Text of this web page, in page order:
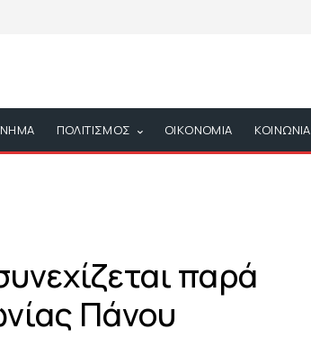
ΠΟΛΙΤΙΣΜΟΣ ΟΙΚΟΝΟΜΙΑ ΚΟΙΝΩΝΙΑ
παρά
Πάνου